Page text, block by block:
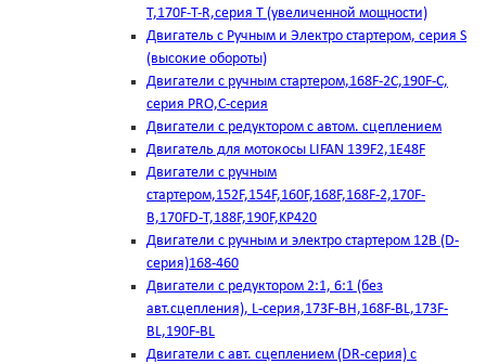
T,170F-T-R,серия Т (увеличенной мощности)
Двигатель с Ручным и Электро стартером, серия S
(высокие обороты)
Двигатели с ручным стартером,168F-2C,190F-C,
серия PRO,C-серия
Двигатели с редуктором с автом. сцеплением
Двигатель для мотокосы LIFAN 139F2,1E48F
Двигатели с ручным
стартером,152F,154F,160F,168F,168F-2,170F-
B,170FD-T,188F,190F,KP420
Двигатели с ручным и электро стартером 12В (D-
серия)168-460
Двигатели с редуктором 2:1, 6:1 (без
авт.сцепления), L-серия,173F-BH,168F-BL,173F-
BL,190F-BL
Двигатели с авт. сцеплением (DR-серия) с